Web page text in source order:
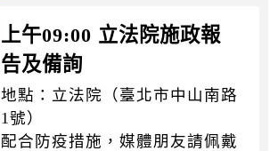
上午09:00 立法院施政報
告及備詢
地點：立法院（臺北市中山南路
1號）
配合防疫措施，媒體朋友請佩戴